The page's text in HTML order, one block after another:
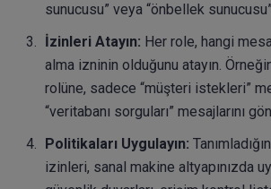
sunucusu” veya “önbellek
İzinleri Atayın: Her role, hangi
alma izninin olduğunu atayın.
rolüne, sadece “müşteri istekleri”
“veritabanı sorguları” mesajlarını
Politikaları Uygulayın:
izinleri, sanal makine altyapınızda